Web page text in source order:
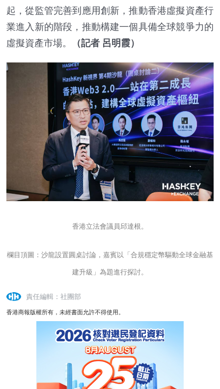
起，從監管完善到應用創新，推動香港虛擬資產行
業進入新的階段，推動構建一個具備全球競爭力的
虛擬資產市場。
（記者 呂明霞）
香港立法會議員邱達根。
欄目頂圖：沙龍設置圓桌討論，嘉賓以「合規穩定幣驅動全球金融基
建升級 」為題進行探討。
責任編輯：社團部
香港商報版權所有，未經書面允許不得使用。